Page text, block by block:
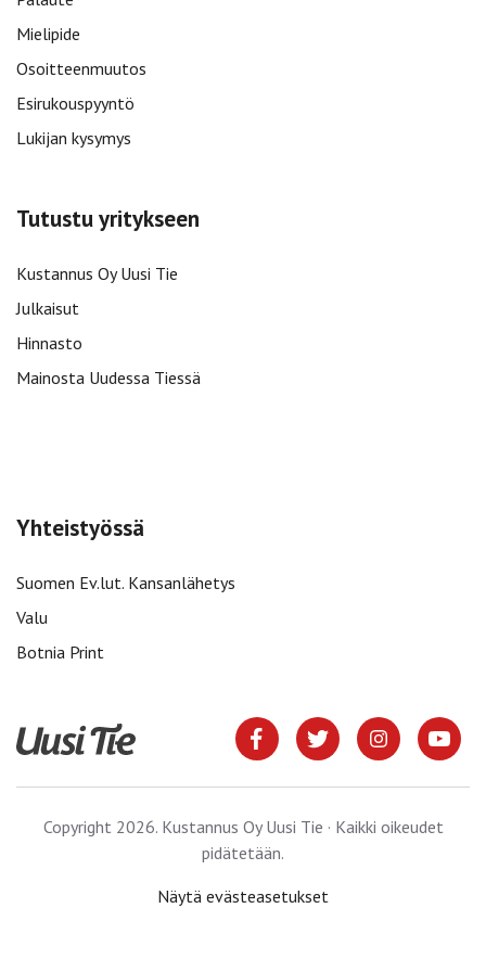
Mielipide
Osoitteenmuutos
Esirukouspyyntö
Lukijan kysymys
Tutustu yritykseen
Kustannus Oy Uusi Tie
Julkaisut
Hinnasto
Mainosta Uudessa Tiessä
Yhteistyössä
Suomen Ev.lut. Kansanlähetys
Valu
Botnia Print
Copyright 2026. Kustannus Oy Uusi Tie · Kaikki oikeudet
pidätetään.
Näytä evästeasetukset